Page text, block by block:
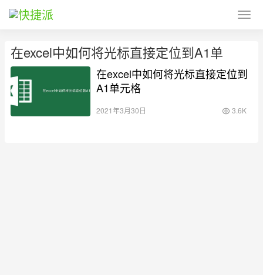
在excel中如何将光标直接定位到A1单
在excel中如何将光标直接定位到
A1单元格
2021年3月30日 3.6K